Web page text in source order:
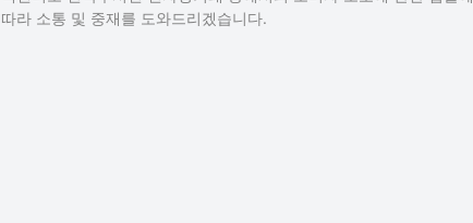
따라 소통 및 중재를 도와드리겠습니다.